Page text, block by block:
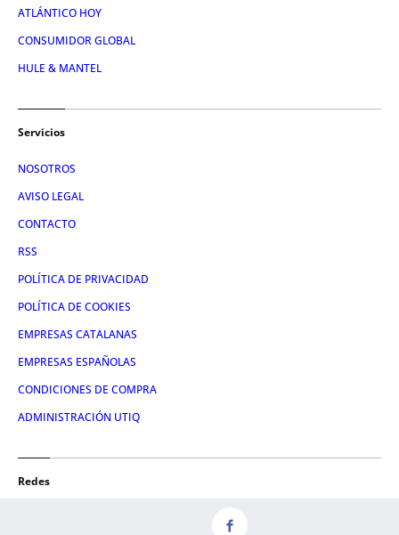
ATLÁNTICO HOY
CONSUMIDOR GLOBAL
HULE & MANTEL
Servicios
NOSOTROS
AVISO LEGAL
CONTACTO
RSS
POLÍTICA DE PRIVACIDAD
POLÍTICA DE COOKIES
EMPRESAS CATALANAS
EMPRESAS ESPAÑOLAS
CONDICIONES DE COMPRA
ADMINISTRACIÓN UTIQ
Redes